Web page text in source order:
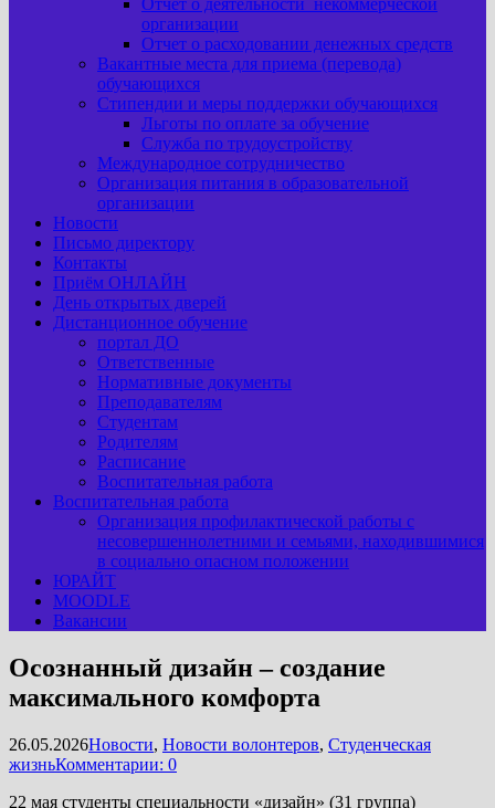
Отчет о деятельности некоммерческой
организации
Отчет о расходовании денежных средств
Вакантные места для приема (перевода)
обучающихся
Стипендии и меры поддержки обучающихся
Льготы по оплате за обучение
Служба по трудоустройству
Международное сотрудничество
Организация питания в образовательной
организации
Новости
Письмо директору
Контакты
Приём ОНЛАЙН
День открытых дверей
Дистанционное обучение
портал ДО
Ответственные
Нормативные документы
Преподавателям
Студентам
Родителям
Расписание
Воспитательная работа
Воспитательная работа
Организация профилактической работы с
несовершеннолетними и семьями, находившимися
в социально опасном положении
ЮРАЙТ
MOODLE
Вакансии
Осознанный дизайн – создание
максимального комфорта
26.05.2026Новости, Новости волонтеров, Студенческая
жизньКомментарии: 0
22 мая студенты специальности «дизайн» (31 группа)